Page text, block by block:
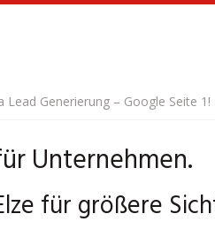
Generierung – Google Seite 1!
Unternehmen.
für größere